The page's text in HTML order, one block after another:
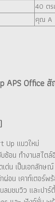
40 ตร
คุณ A
APS Office สั
Up แนวใหม่
ซ้อน ทำงานสไต
ด่น เป็นเอกลักษณ์
อน เคาท์เตอร์พ
ลมชมวิว และปาร์